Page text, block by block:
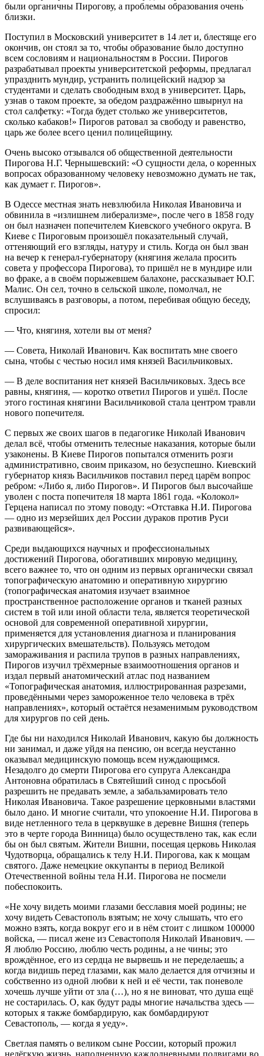
были органичны Пирогову, а проблемы образования очень
близки.
Поступил в Московский университет в 14 лет и, блестяще его
окончив, он стоял за то, чтобы образование было доступно
всем сословиям и национальностям в России. Пирогов
разрабатывал проекты университетской реформы, предлагал
упразднить мундир, устранить полицейский надзор за
студентами и сделать свободным вход в университет. Царь,
узнав о таком проекте, за обедом раздражённо швырнул на
стол салфетку: «Тогда будет столько же университетов,
сколько кабаков!» Пирогов ратовал за свободу и равенство,
царь же более всего ценил полицейщину.
Очень высоко отзывался об общественной деятельности
Пирогова Н.Г. Чернышевский: «О сущности дела, о коренных
вопросах образованному человеку невозможно думать не так,
как думает г. Пирогов».
В Одессе местная знать невзлюбила Николая Ивановича и
обвинила в «излишнем либерализме», после чего в 1858 году
он был назначен попечителем Киевского учебного округа. В
Киеве с Пироговым произошёл показательный случай,
оттеняющий его взгляды, натуру и стиль. Когда он был зван
на вечер к генерал-губернатору (княгиня желала просить
совета у профессора Пирогова), то пришёл не в мундире или
во фраке, а в своём порыжевшем балахоне, рассказывает Ю.Г.
Малис. Он сел, точно в сельской школе, помолчал, не
вслушиваясь в разговоры, а потом, перебивая общую беседу,
спросил:
— Что, княгиня, хотели вы от меня?
— Совета, Николай Иванович. Как воспитать мне своего
сына, чтобы с честью носил имя князей Васильчиковых.
— В деле воспитания нет князей Васильчиковых. Здесь все
равны, княгиня, — коротко ответил Пирогов и ушёл. После
этого гостиная княгини Васильчиковой стала центром травли
нового попечителя.
С первых же своих шагов в педагогике Николай Иванович
делал всё, чтобы отменить телесные наказания, которые были
узаконены. В Киеве Пирогов попытался отменить розги
административно, своим приказом, но безуспешно. Киевский
губернатор князь Васильчиков поставил перед царём вопрос
ребром: «Либо я, либо Пирогов». И Пирогов был высочайше
уволен с поста попечителя 18 марта 1861 года. «Колокол»
Герцена написал по этому поводу: «Отставка Н.И. Пирогова
— одно из мерзейших дел России дураков против Руси
развивающейся».
Среди выдающихся научных и профессиональных
достижений Пирогова, обогативших мировую медицину,
всего важнее то, что он одним из первых органически связал
топографическую анатомию и оперативную хирургию
(топографическая анатомия изучает взаимное
пространственное расположение органов и тканей разных
систем в той или иной области тела, является теоретической
основой для современной оперативной хирургии,
применяется для установления диагноза и планирования
хирургических вмешательств). Пользуясь методом
замораживания и распила трупов в разных направлениях,
Пирогов изучил трёхмерные взаимоотношения органов и
издал первый анатомический атлас под названием
«Топографическая анатомия, иллюстрированная разрезами,
проведёнными через замороженное тело человека в трёх
направлениях», который остаётся незаменимым руководством
для хирургов по сей день.
Где бы ни находился Николай Иванович, какую бы должность
ни занимал, и даже уйдя на пенсию, он всегда неустанно
оказывал медицинскую помощь всем нуждающимся.
Незадолго до смерти Пирогова его супруга Александра
Антоновна обратилась в Святейший синод с просьбой
разрешить не предавать земле, а забальзамировать тело
Николая Ивановича. Такое разрешение церковными властями
было дано. И многие считали, что упокоение Н.И. Пирогова в
виде нетленного тела в церквушке в деревне Вишня (теперь
это в черте города Винница) было осуществлено так, как если
бы он был святым. Жители Вишни, посещая церковь Николая
Чудотворца, обращались к телу Н.И. Пирогова, как к мощам
святого. Даже немецкие оккупанты в период Великой
Отечественной войны тела Н.И. Пирогова не посмели
побеспокоить.
«Не хочу видеть моими глазами бесславия моей родины; не
хочу видеть Севастополь взятым; не хочу слышать, что его
можно взять, когда вокруг его и в нём стоит с лишком 100000
войска, — писал жене из Севастополя Николай Иванович. —
Я люблю Россию, люблю честь родины, а не чины; это
врождённое, его из сердца не вырвешь и не переделаешь; а
когда видишь перед глазами, как мало делается для отчизны и
собственно из одной любви к ней и её чести, так поневоле
хочешь лучше уйти от зла (…), но я не виноват, что душа ещё
не состарилась. О, как будут рады многие начальства здесь —
которых я также бомбардирую, как бомбардируют
Севастополь, — когда я уеду».
Светлая память о великом сыне России, который прожил
нелёгкую жизнь, наполненную каждодневными подвигами во